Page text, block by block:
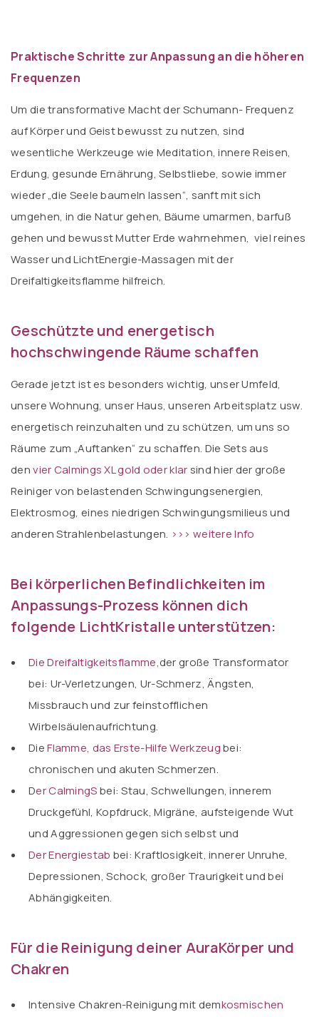
Praktische Schritte zur Anpassung an die höheren
Frequenzen
Um die transformative Macht der Schumann- Frequenz
auf Körper und Geist bewusst zu nutzen, sind
wesentliche Werkzeuge wie Meditation, innere Reisen,
Erdung, gesunde Ernährung, Selbstliebe, sowie immer
wieder „die Seele baumeln lassen“, sanft mit sich
umgehen, in die Natur gehen, Bäume umarmen, barfuß
gehen und bewusst Mutter Erde wahrnehmen, viel reines
Wasser und LichtEnergie-Massagen mit der
Dreifaltigkeitsflamme hilfreich.
Geschützte und energetisch
hochschwingende Räume schaffen
Gerade jetzt ist es besonders wichtig, unser Umfeld,
unsere Wohnung, unser Haus, unseren Arbeitsplatz usw.
energetisch reinzuhalten und zu schützen, um uns so
Räume zum „Auftanken“ zu schaffen. Die Sets aus
denvier Calmings XL gold oder klarsind hier der große
Reiniger von belastenden Schwingungsenergien,
Elektrosmog, eines niedrigen Schwingungsmilieus und
anderen Strahlenbelastungen. >>> weitere Info
Bei körperlichen Befindlichkeiten im
Anpassungs-Prozess können dich
folgende LichtKristalle unterstützen:
Die Dreifaltigkeitsflamme,der große Transformator
bei: Ur-Verletzungen, Ur-Schmerz, Ängsten,
Missbrauch und zur feinstofflichen
Wirbelsäulenaufrichtung.
Die Flamme, das Erste-Hilfe Werkzeugbei:
chronischen und akuten Schmerzen.
Der CalmingSbei: Stau, Schwellungen, innerem
Druckgefühl, Kopfdruck, Migräne, aufsteigende Wut
und Aggressionen gegen sich selbst und
Der Energiestab bei: Kraftlosigkeit, innerer Unruhe,
Depressionen, Schock, großer Traurigkeit und bei
Abhängigkeiten.
Für die Reinigung deiner AuraKörper und
Chakren
Intensive Chakren-Reinigung mit demkosmischen